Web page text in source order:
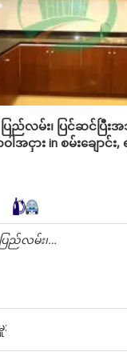
ပြည်လမ်း၊ ပြင်ဆင်ပြီ
အငှား in စမ်းချောင်း
ြည်လမ်း၊…
: